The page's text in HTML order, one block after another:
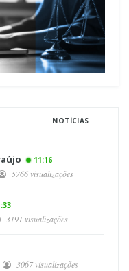
NOTÍCIAS
11:16
5766 visualizações
3191 visualizações
3067 visualizações